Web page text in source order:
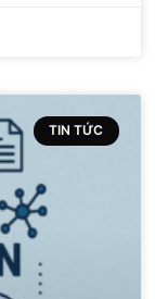
TIN TỨC